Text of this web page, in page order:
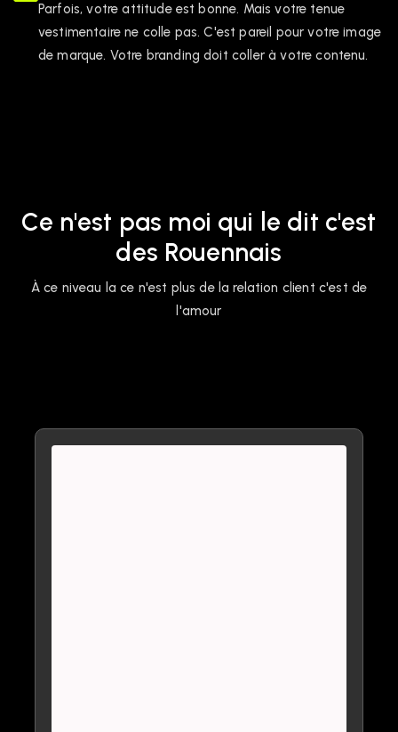
Parfois, votre attitude est bonne. Mais votre tenue
vestimentaire ne colle pas. C'est pareil pour votre image
de marque. Votre branding doit coller à votre contenu.
Ce n'est pas moi qui le dit c'est
des Rouennais
À ce niveau la ce n'est plus de la relation client c'est de
l'amour